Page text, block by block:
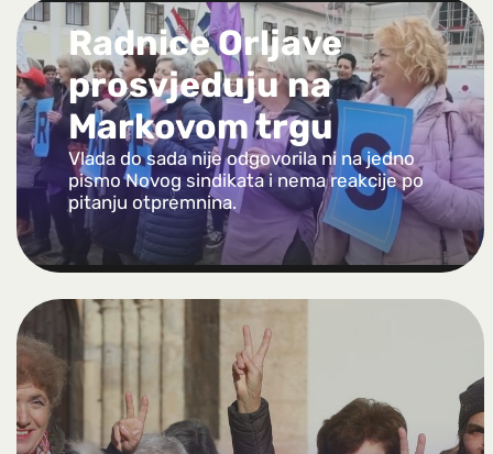
Radnice Orljave
prosvjeduju na
Markovom trgu
Vlada do sada nije odgovorila ni na jedno
pismo Novog sindikata i nema reakcije po
pitanju otpremnina.